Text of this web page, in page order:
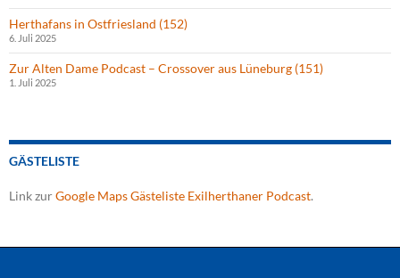
Herthafans in Ostfriesland (152)
6. Juli 2025
Zur Alten Dame Podcast – Crossover aus Lüneburg (151)
1. Juli 2025
GÄSTELISTE
Link zurGoogle Maps Gästeliste Exilherthaner Podcast.